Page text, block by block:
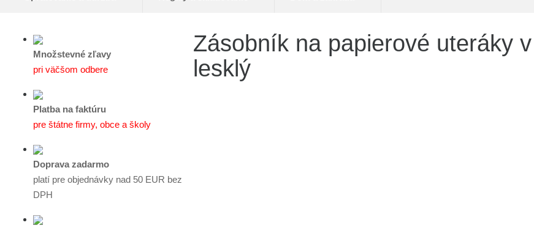
Množstevné zľavy
pri väčšom odbere
Platba na faktúru
pre štátne firmy, obce a školy
Doprava zadarmo
platí pre objednávky nad 50 EUR bez
DPH
Zásobník na papierové uteráky
lesklý